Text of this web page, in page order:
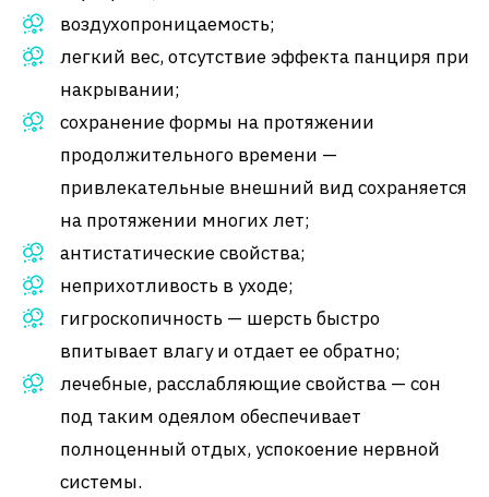
воздухопроницаемость;
легкий вес, отсутствие эффекта панциря при
накрывании;
сохранение формы на протяжении
продолжительного времени —
привлекательные внешний вид сохраняется
на протяжении многих лет;
антистатические свойства;
неприхотливость в уходе;
гигроскопичность — шерсть быстро
впитывает влагу и отдает ее обратно;
лечебные, расслабляющие свойства — сон
под таким одеялом обеспечивает
полноценный отдых, успокоение нервной
системы.